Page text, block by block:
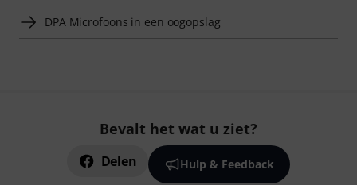
DPA Microfoons in een oogopslag
Bevalt het wat u ziet?
Delen Hulp & Feedback